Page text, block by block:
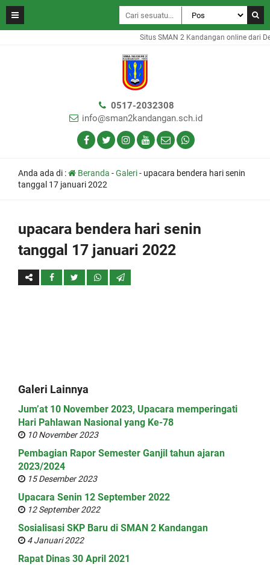
Situs SMAN 2 Kandangan online dari
0517-2032308
info@sman2kandangan.sch.id
Anda ada di : Beranda -Galeri- upacara bendera hari senin
tanggal 17 januari 2022
upacara bendera hari senin
tanggal 17 januari 2022
Galeri Lainnya
Jum’at 10 November 2023, Upacara memperingati
Hari Pahlawan Nasional yang Ke-78
10 November 2023
Pembagian Rapor Semester Ganjil tahun ajaran
2023/2024
15 Desember 2023
Upacara Senin 12 September 2022
12 September 2022
Sosialisasi SKP Baru di SMAN 2 Kandangan
4 Januari 2022
Rapat Dinas 30 April 2021